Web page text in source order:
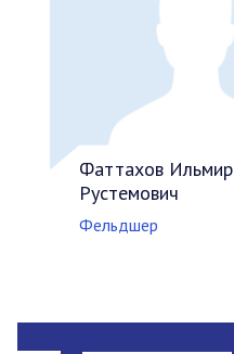
Фаттахов Ильмир
Рустемович
Фельдшер